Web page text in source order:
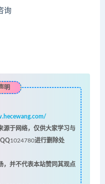
询
明
于网络，仅供大家学习与
1024780进行删除处
并不代表本站赞同其观点